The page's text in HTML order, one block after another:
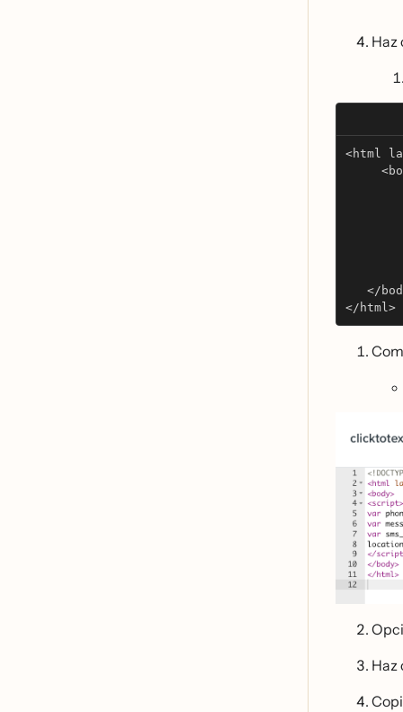
Haz
<html
</
</html>
Haz